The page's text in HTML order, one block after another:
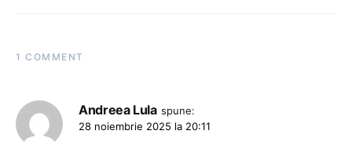
1 COMMENT
Andreea Lula spune:
28 noiembrie 2025 la 20:11